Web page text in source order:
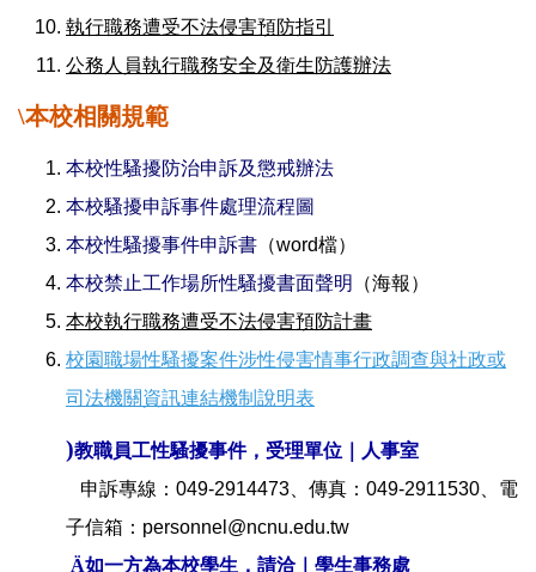
執行職務遭受不法侵害預防指引
公務人員執行職務安全及衛生防護辦法
\本校相關規範
本校性騷擾防治申訴及懲戒辦法
本校騷擾申訴事件處理流程圖
本校性騷擾事件申訴書 （word檔）
本校禁止工作場所性騷擾書面聲明
（海報 ）
本校執行職務遭受不法侵害預防計畫
校園職場性騷擾案件涉性侵害情事行政調查與社政或
司法機關資訊連結機制說明表
)教職員工性騷擾事件，受理單位｜人事室
申訴專線：049-2914473、傳真：049-2911530、電
子信箱：personnel@ncnu.edu.tw
Ä如一方為本校學生，請洽｜學生事務處